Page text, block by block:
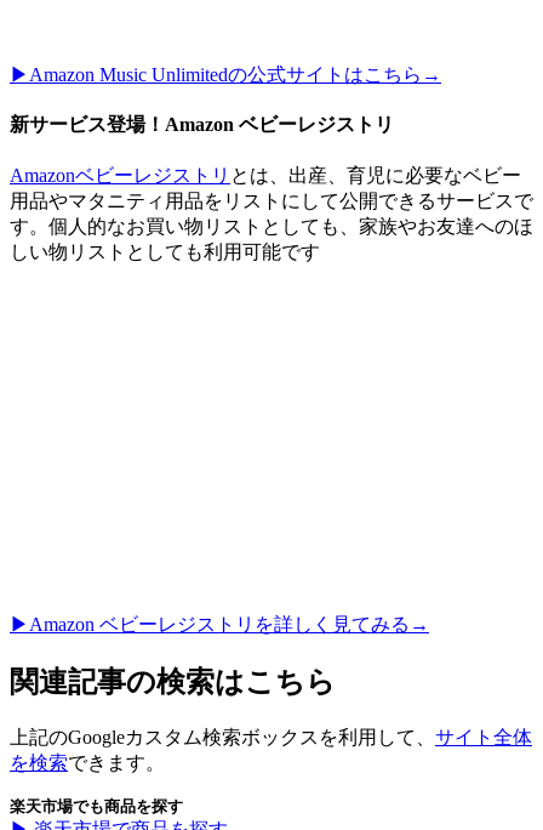
▶︎Amazon Music Unlimitedの公式サイトはこちら→
新サービス登場！Amazon ベビーレジストリ
Amazonベビーレジストリ とは、出産、育児に必要なベビー
用品やマタニティ用品をリストにして公開できるサービスで
す。個人的なお買い物リストとしても、家族やお友達へのほ
しい物リストとしても利用可能です
▶︎Amazon ベビーレジストリを詳しく見てみる→
関連記事の検索はこちら
上記のGoogleカスタム検索ボックスを利用して、 サイト全体
を検索できます。
楽天市場でも商品を探す